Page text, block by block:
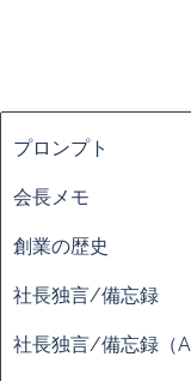
ブロックをスキッ
プロンプト
会長メモ
創業の歴史
社長独言/備忘録
社長独言/備忘録（